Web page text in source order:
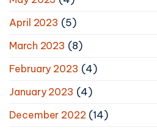
April 2023 (5)
March 2023 (8)
February 2023 (4)
January 2023 (4)
December 2022 (14)